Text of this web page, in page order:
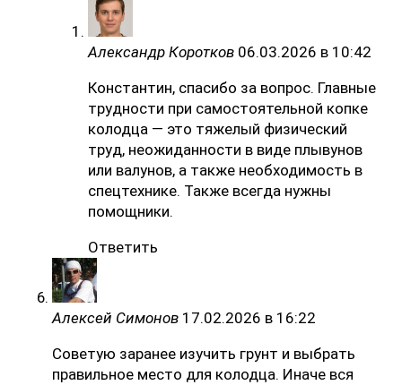
Александр Коротков 06.03.2026 в 10:42
Константин, спасибо за вопрос. Главные
трудности при самостоятельной копке
колодца — это тяжелый физический
труд, неожиданности в виде плывунов
или валунов, а также необходимость в
спецтехнике. Также всегда нужны
помощники.
Ответить
Алексей Симонов 17.02.2026 в 16:22
Советую заранее изучить грунт и выбрать
правильное место для колодца. Иначе вся